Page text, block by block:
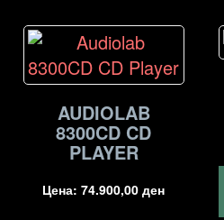
AUDIOLAB
8300CD CD
PLAYER
Цена:74.900,00ден